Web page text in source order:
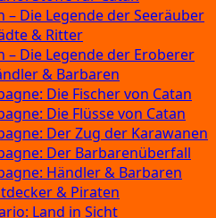
– Die Legende der Seeräuber
& Ritter
– Die Legende der Eroberer
& Barbaren
Die Fischer von Catan
Die Flüsse von Catan
Der Zug der Karawanen
Der Barbarenüberfall
Händler & Barbaren
& Piraten
Land in Sicht